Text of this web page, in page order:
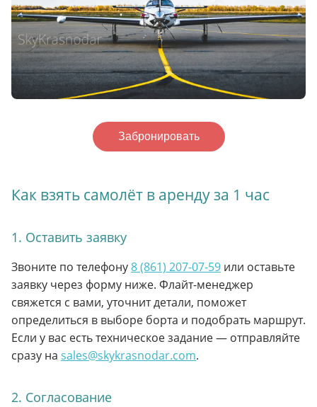
Забронировать
Как взять самолёт в аренду за 1 час
1. Оставить заявку
Звоните по телефону8 (861) 207-07-59 или оставьте
заявку через форму ниже. Флайт-менеджер
свяжется с вами, уточнит детали, поможет
определиться в выборе борта и подобрать маршрут.
Если у вас есть техническое задание — отправляйте
сразу на sales@skykrasnodar.com.
2. Согласование